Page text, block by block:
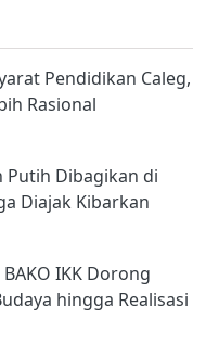
Pendidikan Caleg,
Rasional
Putih Dibagikan di
Diajak Kibarkan
BAKO IKK Dorong
hingga Realisasi